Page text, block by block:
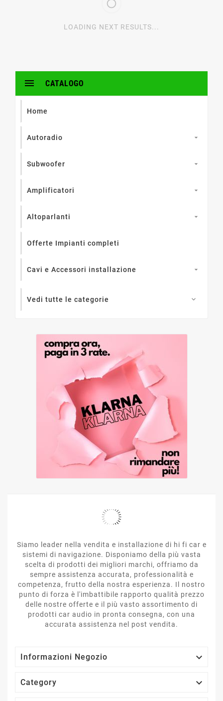
LOADING NEXT RESULTS...
CATALOGO

Home
Autoradio 
Subwoofer 
Amplificatori 
Altoparlanti 
Offerte Impianti completi
Cavi e Accessori installazione 
Vedi tutte le categorie 
Siamo leader nella vendita e installazione di hi fi car e
sistemi di navigazione. Disponiamo della più vasta
scelta di prodotti dei migliori marchi, offriamo da
sempre assistenza accurata, professionalità e
competenza, frutto della nostra esperienza. Il nostro
punto di forza è l'imbattibile rapporto qualità prezzo
delle nostre offerte e il più vasto assortimento di
prodotti car audio in pronta consegna, con una
accurata assistenza nel post vendita.
Informazioni Negozio 
Category 